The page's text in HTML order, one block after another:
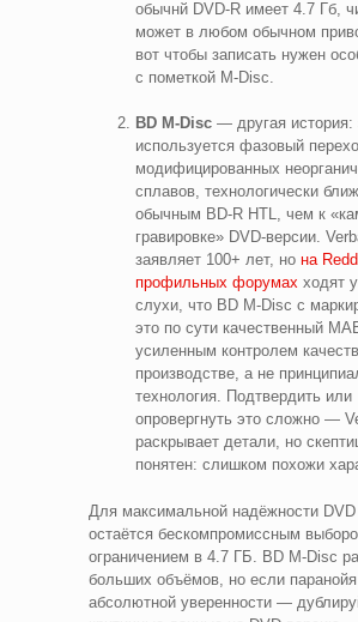
обычнй DVD-R имеет 4.7 Гб,
может в любом обычном
вот чтобы записать нужен
с пометкой M-Disc.
BD M-Disc — другая история:
используется фазовый
модифицированных
сплавов, технологически
обычным BD-R HTL, чем к
гравировке» DVD-версии.
заявляет 100+ лет, но на
профильных форумах ходят
слухи, что BD M-Disc с
это по сути качественный
усиленным контролем
производстве, а не
технология. Подтвердить или
опровергнуть это сложно —
раскрывает детали, но
понятен: слишком похожи
Для максимальной надёжности
остаётся бескомпромиссным
ограничением в 4.7 ГБ. BD M-Disc
больших объёмов, но если паранойя
абсолютной уверенности —